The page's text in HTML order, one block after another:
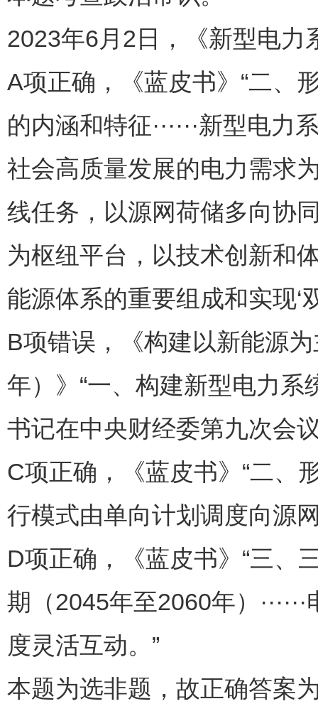
2023年6月2日，《新型电力
A项正确，《蓝皮书》“二、
的内涵和特征······新型电
社会高质量发展的电力需求
线任务，以源网荷储多向协
为枢纽平台，以技术创新和
能源体系的重要组成和实现‘
B项错误，《构建以新能源
年）》“一、构建新型电力系
书记在中央财经委第九次会
C项正确，《蓝皮书》“二、
行模式由单向计划调度向源
D项正确，《蓝皮书》“三、
期（2045年至2060年）
度灵活互动。”
本题为选非题，故正确答案